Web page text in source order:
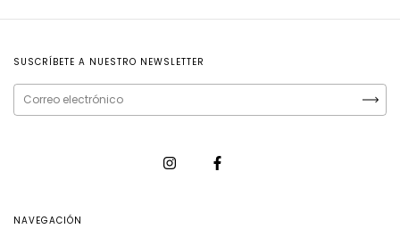
SUSCRÍBETE A NUESTRO NEWSLETTER
NAVEGACIÓN